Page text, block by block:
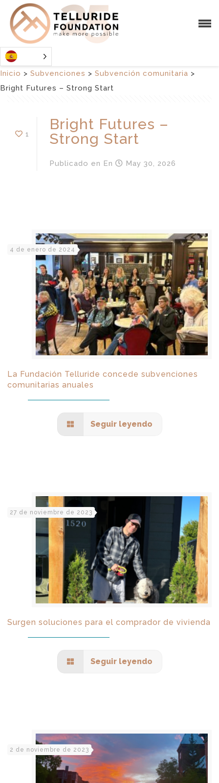
Inicio > Subvenciones > Subvención comunitaria >
Bright Futures – Strong Start
1
Bright Futures –
Strong Start
Publicado en En May 30, 2026
4 de enero de 2024
La Fundación Telluride concede subvenciones
comunitarias anuales
Seguir leyendo
27 de noviembre de 2023
Surgen soluciones para el comprador de vivienda
Seguir leyendo
2 de noviembre de 2023